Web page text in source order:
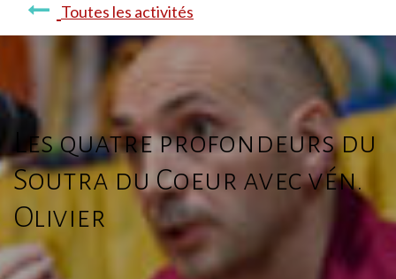
Toutes les activités
Les quatre profondeurs du
Soutra du Coeur avec vén.
Olivier